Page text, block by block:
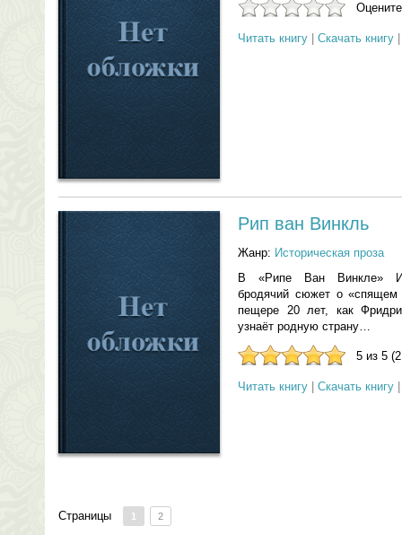
Читать книгу Скачать книгу
Рип ван Винкль
Жанр: Историческая проза
В «Рипе Ван Винкле»
бродячий сюжет о «спящем
пещере 20 лет, как
узнаёт родную страну…
5 из 5
Читать книгу Скачать книгу
Страницы 1 2